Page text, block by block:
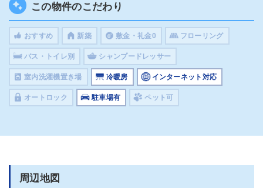
この物件のこだわり
おすすめ 新築 敷金・礼金0 フローリング
バス・トイレ別 シャンプードレッサー
室内洗濯機置き場 冷暖房 インターネット対応
オートロック 駐車場有 ペット可
周辺地図